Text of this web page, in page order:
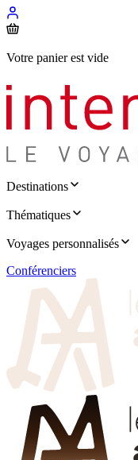
Votre panier est vide
Destinations
Thématiques
Voyages personnalisés
Conférenciers